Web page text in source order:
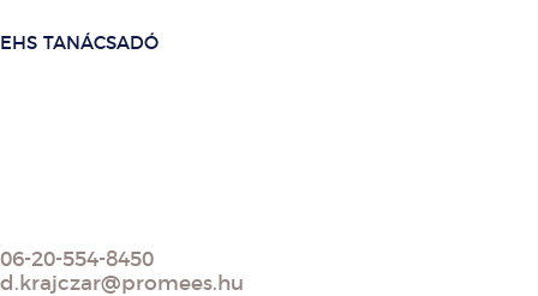
EHS TANÁCSADÓ
06-20-554-8450
d.krajczar@promees.hu